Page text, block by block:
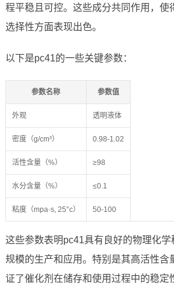
程平稳且可控。这些成分共同作用，使
选择性方面表现出色。
以下是pc41的一些关键参数：
参数名称 参数值
外观 透明液体
密度（g/cm³） 0.98-1.02
活性含量（%） ≥98
水分含量（%） ≤0.1
粘度（mpa·s, 25°c） 50-100
这些参数表明pc41具有良好的物理化
规模的生产和应用。特别是其高活性含
证了催化剂在储存和使用过程中的稳定